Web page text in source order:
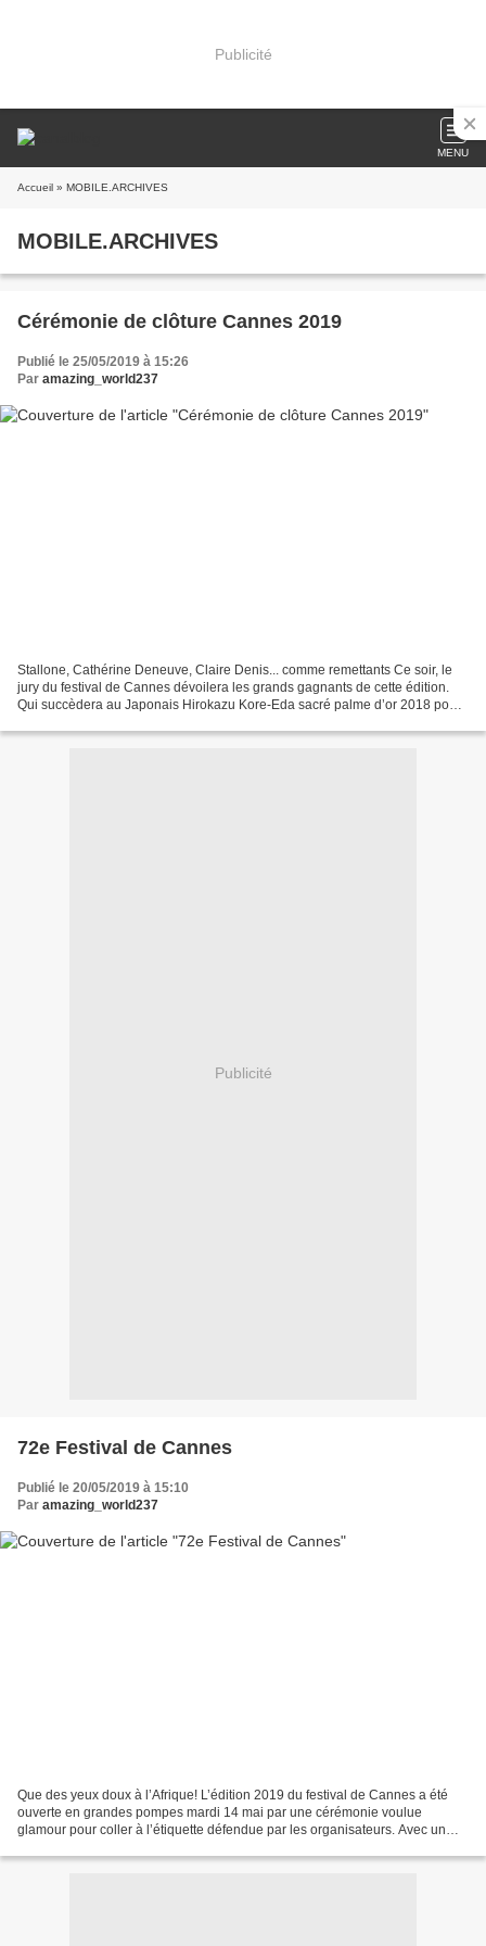
Publicité
MENU
Accueil » MOBILE.ARCHIVES
MOBILE.ARCHIVES
Cérémonie de clôture Cannes 2019
Publié le 25/05/2019 à 15:26
Par amazing_world237
Stallone, Cathérine Deneuve, Claire Denis... comme remettants Ce soir, le
jury du festival de Cannes dévoilera les grands gagnants de cette édition.
Qui succèdera au Japonais Hirokazu Kore-Eda sacré palme d’or 2018 pour
Publicité
72e Festival de Cannes
Publié le 20/05/2019 à 15:10
Par amazing_world237
Que des yeux doux à l’Afrique! L’édition 2019 du festival de Cannes a été
ouverte en grandes pompes mardi 14 mai par une cérémonie voulue
glamour pour coller à l’étiquette défendue par les organisateurs. Avec un